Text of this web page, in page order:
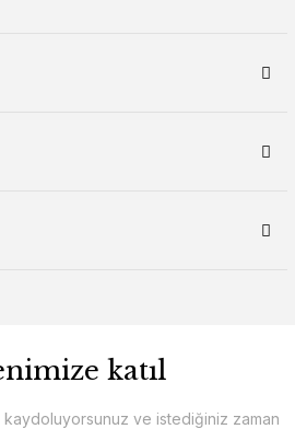
katıl
kaydoluyorsunuz ve istediğiniz zaman